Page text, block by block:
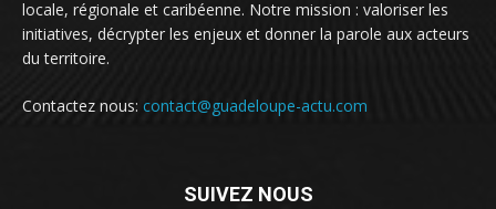
locale, régionale et caribéenne. Notre mission : valoriser les
initiatives, décrypter les enjeux et donner la parole aux acteurs
du territoire.
Contactez nous: contact@guadeloupe-actu.com
SUIVEZ NOUS